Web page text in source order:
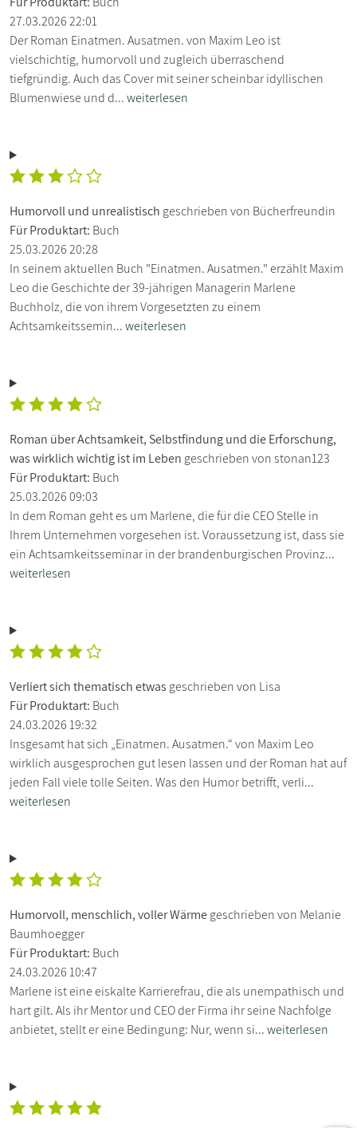
27.03.2026 22:01
Der Roman Einatmen. Ausatmen. von Maxim Leo ist
vielschichtig, humorvoll und zugleich überraschend
tiefgründig. Auch das Cover mit seiner scheinbar idyllischen
Blumenwiese und d...weiterlesen
Humorvoll und unrealistisch geschrieben von Bücherfreundin
Für Produktart: Buch
25.03.2026 20:28
In seinem aktuellen Buch "Einatmen. Ausatmen." erzählt Maxim
Leo die Geschichte der 39-jährigen Managerin Marlene
Buchholz, die von ihrem Vorgesetzten zu einem
Achtsamkeitssemin...weiterlesen
Roman über Achtsamkeit, Selbstfindung und die Erforschung,
was wirklich wichtig ist im Leben geschrieben von stonan123
Für Produktart: Buch
25.03.2026 09:03
In dem Roman geht es um Marlene, die für die CEO Stelle in
Ihrem Unternehmen vorgesehen ist. Voraussetzung ist, dass sie
ein Achtsamkeitsseminar in der brandenburgischen Provinz...
weiterlesen
Verliert sich thematisch etwas geschrieben von Lisa
Für Produktart: Buch
24.03.2026 19:32
Insgesamt hat sich „Einatmen. Ausatmen.“ von Maxim Leo
wirklich ausgesprochen gut lesen lassen und der Roman hat auf
jeden Fall viele tolle Seiten. Was den Humor betrifft, verli...
weiterlesen
Humorvoll, menschlich, voller Wärmegeschrieben von Melanie
Baumhoegger
Für Produktart: Buch
24.03.2026 10:47
Marlene ist eine eiskalte Karrierefrau, die als unempathisch und
hart gilt. Als ihr Mentor und CEO der Firma ihr seine Nachfolge
anbietet, stellt er eine Bedingung: Nur, wenn si...weiterlesen